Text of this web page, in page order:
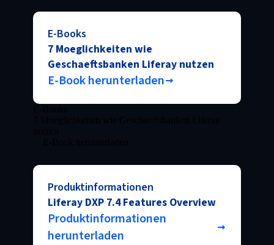
E-Books
7 Moeglichkeiten wie
Geschaeftsbanken Liferay nutzen
E-Book herunterladen
Produktinformationen
Liferay DXP 7.4 Features Overview
Produktinformationen
herunterladen